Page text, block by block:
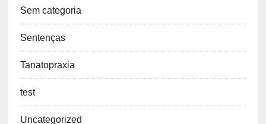
Sem categoria
Sentenças
Tanatopraxia
test
Uncategorized